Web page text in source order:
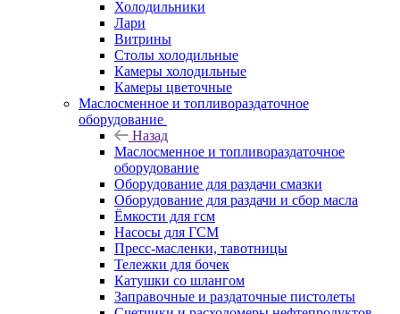
Холодильники
Лари
Витрины
Столы холодильные
Камеры холодильные
Камеры цветочные
Маслосменное и топливораздаточное
оборудование
Назад
Маслосменное и топливораздаточное
оборудование
Оборудование для раздачи смазки
Оборудование для раздачи и сбор масла
Ёмкости для гсм
Насосы для ГСМ
Пресс-масленки, тавотницы
Тележки для бочек
Катушки со шлангом
Заправочные и раздаточные пистолеты